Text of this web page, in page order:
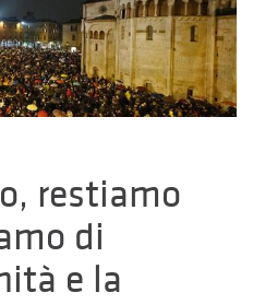
restiamo
di
e la